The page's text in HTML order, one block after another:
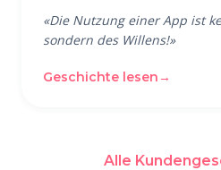
«Die Nutzung einer App ist
sondern des Willens!»
Geschichte lesen →
Alle